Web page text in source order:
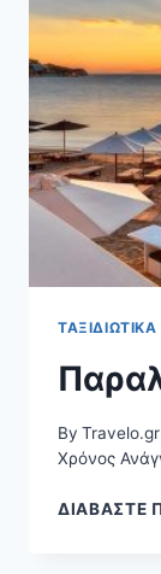
By Travelo.gr
Χρόνος
ΔΙΑΒΑΣΤΕ